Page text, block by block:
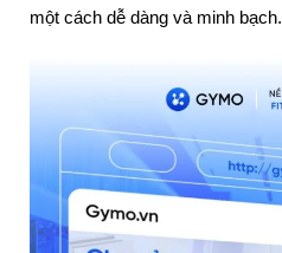
một cách dễ dàng và minh bạch.